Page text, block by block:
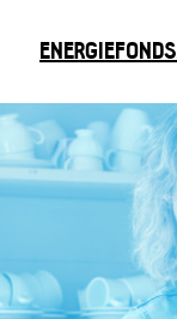
ENERGIEFONDS